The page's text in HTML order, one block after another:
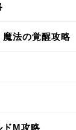
法の覚醒攻略
ドM攻略